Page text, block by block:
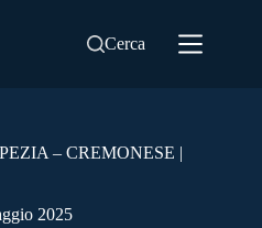
Cerca
– CREMONESE |
2025